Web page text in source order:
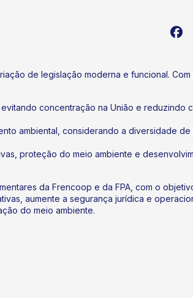
de legislação moderna e funcional.
concentração na União e reduzindo
ambiental, considerando a diversidade
proteção do meio ambiente e
da Frencoop e da FPA, com o
aumente a segurança jurídica e
do meio ambiente.